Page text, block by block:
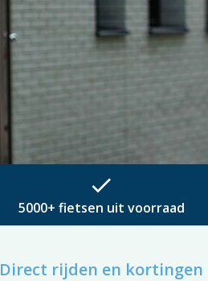
check
5000+ fietsen uit voorraad
Direct rijden en kortingen